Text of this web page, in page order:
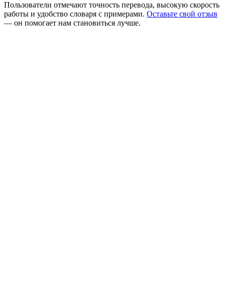
Пользователи отмечают точность перевода, высокую скорость
работы и удобство словаря с примерами. Оставьте свой отзыв
— он помогает нам становиться лучше.